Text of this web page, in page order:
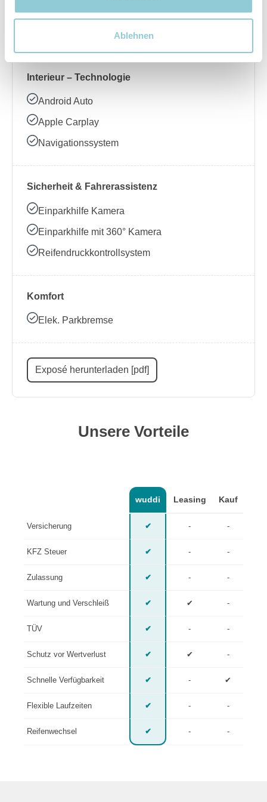
Ablehnen
Beheizbares Lenkrad
Interieur – Technologie
Android Auto
Apple Carplay
Navigationssystem
Sicherheit & Fahrerassistenz
Einparkhilfe Kamera
Einparkhilfe mit 360° Kamera
Reifendruckkontrollsystem
Komfort
Elek. Parkbremse
Exposé herunterladen [pdf]
Unsere Vorteile
wuddi Leasing Kauf
Versicherung ✔ - -
KFZ Steuer ✔ - -
Zulassung ✔ - -
Wartung und Verschleiß ✔ ✔ -
TÜV ✔ - -
Schutz vor Wertverlust ✔ ✔ -
Schnelle Verfügbarkeit ✔ - ✔
Flexible Laufzeiten ✔ - -
Reifenwechsel ✔ - -